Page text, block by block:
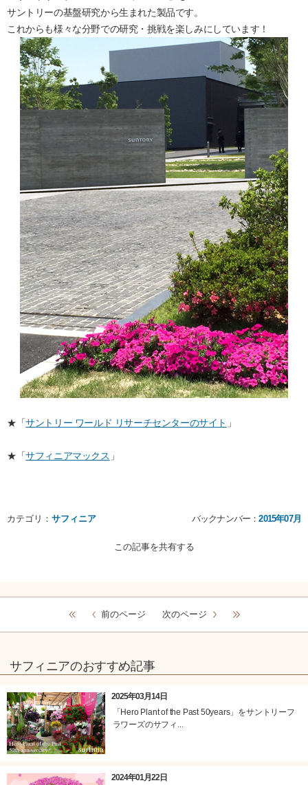
サントリーの基盤研究から生まれた製品です。
これからも様々な分野での研究・挑戦を楽しみにしています！
★「サントリー ワールド リサーチセンターのサイト 」
★「サフィニアマックス 」
カテゴリ： サフィニア バックナンバー：2015年07月
この記事を共有する
前のページ 次のページ
サフィニアのおすすめ記事
2025年03月14日
「Hero Plant of the Past 50years」をサントリーフ
ラワーズのサフィ...
2024年01月22日